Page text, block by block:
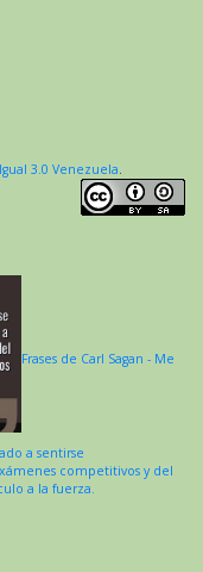
3.0 Venezuela.
Frases de Carl Sagan - Me
a sentirse
competitivos y del
a la fuerza.